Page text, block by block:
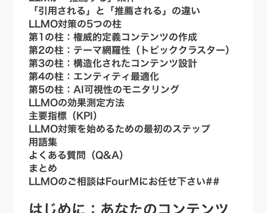
「引用される」と「推薦される」の違い
LLMO対策の5つの柱
第1の柱：権威的定義コンテンツの作成
第2の柱：テーマ網羅性（トピッククラスター）
第3の柱：構造化されたコンテンツ設計
第4の柱：エンティティ最適化
第5の柱：AI可視性のモニタリング
LLMOの効果測定方法
主要指標（KPI）
LLMO対策を始めるための最初のステップ
用語集
よくある質問（Q&A）
まとめ
LLMOのご相談はFourMにお任せ下さい##